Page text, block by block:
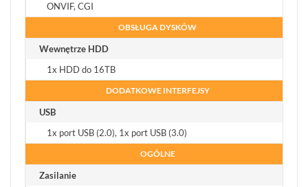
ONVIF, CGI
OBSŁUGA DYSKÓW
Wewnętrze HDD
1x HDD do 16TB
DODATKOWE INTERFEJSY
USB
1x port USB (2.0), 1x port USB (3.0)
OGÓLNE
Zasilanie